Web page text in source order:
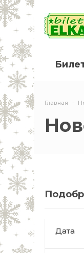
Главная
Дата